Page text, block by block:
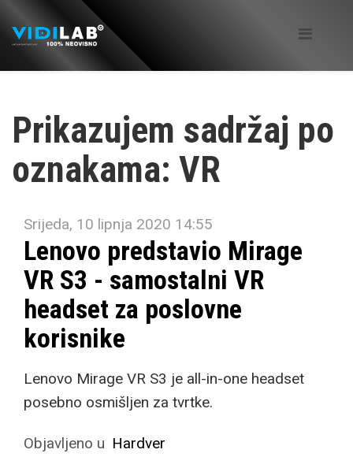
Prikazujem sadržaj po
oznakama: VR
Srijeda, 10 lipnja 2020 14:55
Lenovo predstavio Mirage
VR S3 - samostalni VR
headset za poslovne
korisnike
Lenovo Mirage VR S3 je all-in-one headset
posebno osmišljen za tvrtke.
Objavljeno u Hardver